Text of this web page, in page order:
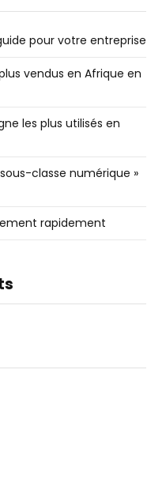
pour votre entreprise
vendus en Afrique en
les plus utilisés en
classe numérique »
rapidement